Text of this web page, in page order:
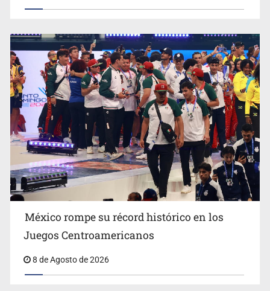
El Senado de EE.UU. confirma a Todd Blanche,
exabogado de Trump, como fiscal general
Día Internacional del Gato: La historia del felino que
conquistó nuestros hogares e internet
México rompe su récord histórico en los
Juegos Centroamericanos
8 de Agosto de 2026